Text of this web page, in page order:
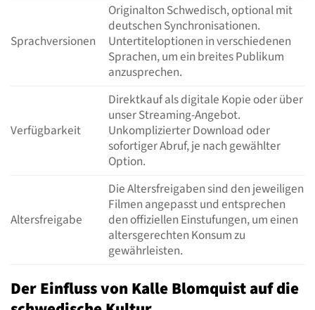
Sprachversionen
Originalton Schwedisch, optional mit
deutschen Synchronisationen.
Untertiteloptionen in verschiedenen
Sprachen, um ein breites Publikum
anzusprechen.
Verfügbarkeit
Direktkauf als digitale Kopie oder über
unser Streaming-Angebot.
Unkomplizierter Download oder
sofortiger Abruf, je nach gewählter
Option.
Altersfreigabe
Die Altersfreigaben sind den jeweiligen
Filmen angepasst und entsprechen
den offiziellen Einstufungen, um einen
altersgerechten Konsum zu
gewährleisten.
Der Einfluss von Kalle Blomquist auf die